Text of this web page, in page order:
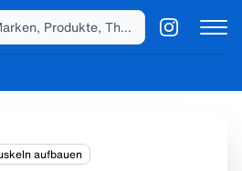
aufbauen